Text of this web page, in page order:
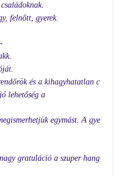
felnőtt, gyerek.
és a kihagyhatatlan c
lehetőség a
egymást. A gye
gratuláció a szuper hang